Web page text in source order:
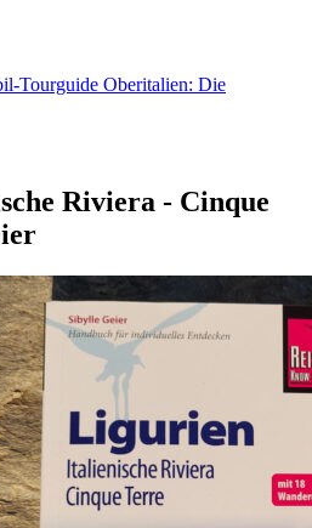
Tourguide Oberitalien: Die
Riviera - Cinque